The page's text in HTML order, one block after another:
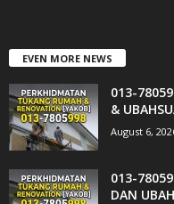
EVEN MORE NEWS
013-
&
August 6,
013-
DAN